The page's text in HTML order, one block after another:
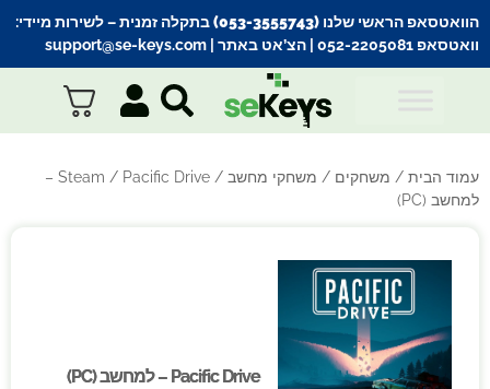
הוואטסאפ הראשי שלנו (053-3555743) בתקלה זמנית
– לשירות מיידי:
וואטסאפ 052-2205081
| הצ’אט באתר | support@se-keys.com
עמוד הבית / משחקים / משחקי מחשב /
Steam
/ Pacific Drive –
למחשב (PC)
Pacific Drive – למחשב (PC)
Pacific Drive – למחשב (PC)